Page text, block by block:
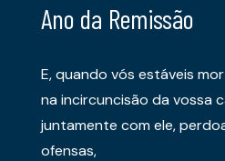
Ano da Remissão
E, quando vós estáveis
na incircuncisão da vossa
juntamente com ele,
ofensas,